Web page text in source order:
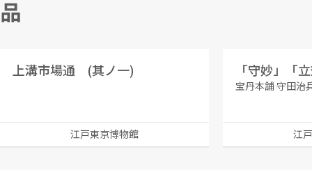
品
上溝市場通 (其ノ一)
江戸東京博物館
「守妙」「
宝丹本舗 守田治
江